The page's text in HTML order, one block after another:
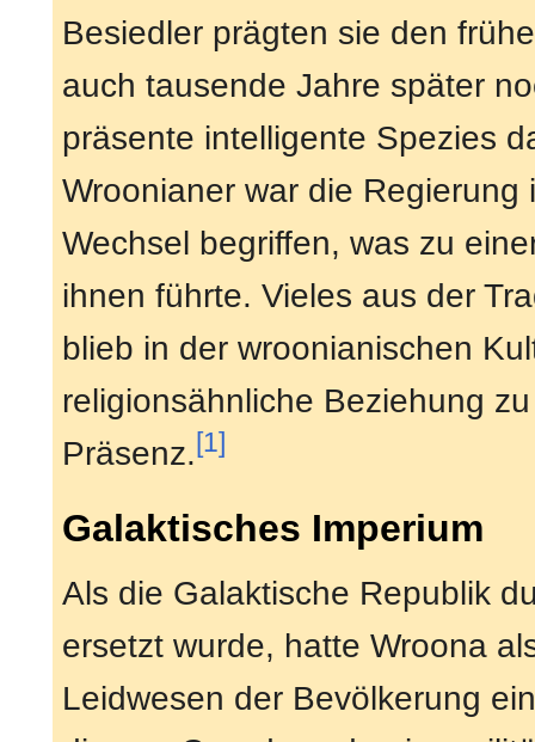
Besiedler prägten sie den
auch tausende Jahre später
präsente intelligente Spezies
Wroonianer war die
Wechsel begriffen, was zu
ihnen führte. Vieles aus der
blieb in der wroonianischen
religionsähnliche Beziehung
Präsenz.[1]
Galaktisches Imperium
Als die Galaktische Republik
ersetzt wurde, hatte Wroona
Leidwesen der Bevölkerung